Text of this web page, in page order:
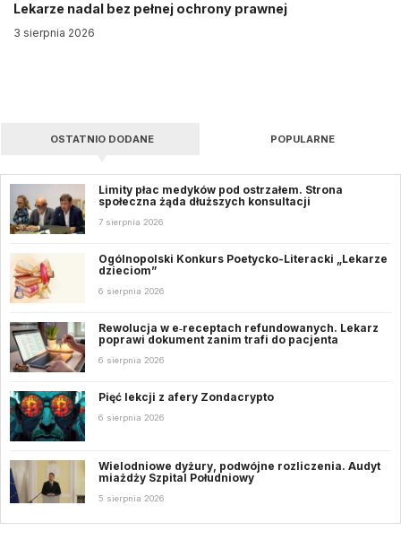
Lekarze nadal bez pełnej ochrony prawnej
3 sierpnia 2026
OSTATNIO DODANE POPULARNE
Limity płac medyków pod ostrzałem. Strona
społeczna żąda dłuższych konsultacji
7 sierpnia 2026
Ogólnopolski Konkurs Poetycko-Literacki „Lekarze
dzieciom”
6 sierpnia 2026
Rewolucja w e‑receptach refundowanych. Lekarz
poprawi dokument zanim trafi do pacjenta
6 sierpnia 2026
Pięć lekcji z afery Zondacrypto
6 sierpnia 2026
Wielodniowe dyżury, podwójne rozliczenia. Audyt
miażdży Szpital Południowy
5 sierpnia 2026